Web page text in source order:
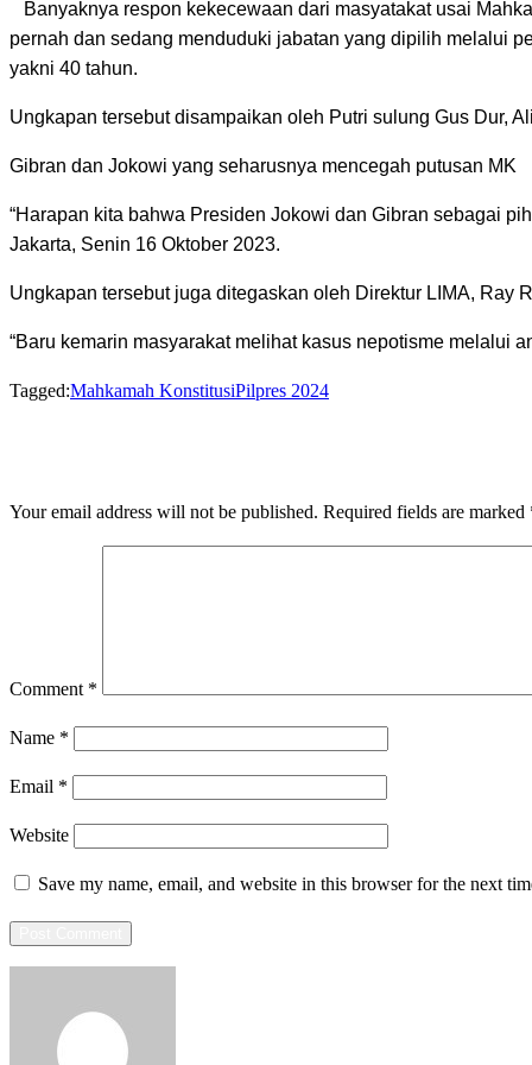
Banyaknya respon kekecewaan dari masyatakat usai
pernah dan sedang menduduki jabatan yang dipilih melalui
yakni 40 tahun.
Ungkapan tersebut disampaikan oleh Putri sulung Gus Dur,
Gibran dan Jokowi yang seharusnya mencegah putusan MK
“Harapan kita bahwa Presiden Jokowi dan Gibran sebagai
Jakarta, Senin 16 Oktober 2023.
Ungkapan tersebut juga ditegaskan oleh Direktur LIMA, Ray
“Baru kemarin masyarakat melihat kasus nepotisme melalui
Tagged:Mahkamah KonstitusiPilpres 2024
Your email address will not be published. Required fields are marked
Comment *
Name *
Email *
Website
Save my name, email, and website in this browser for the next